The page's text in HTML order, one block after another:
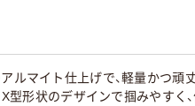
ルマイト仕上げで、軽量かつ頑
型形状のデザインで掴みやすく